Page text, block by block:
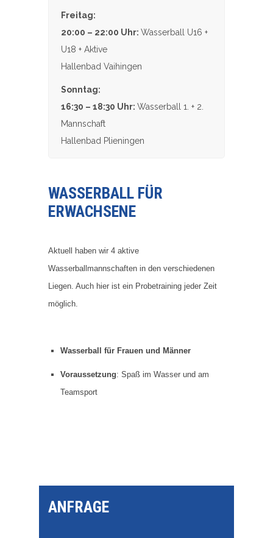
Freitag:
20:00 – 22:00 Uhr: Wasserball U16 +
U18 + Aktive
Hallenbad Vaihingen
Sonntag:
16:30 – 18:30 Uhr: Wasserball 1. + 2.
Mannschaft
Hallenbad Plieningen
WASSERBALL FÜR
ERWACHSENE
Aktuell haben wir 4 aktive
Wasserballmannschaften in den verschiedenen
Liegen. Auch hier ist ein Probetraining jeder Zeit
möglich.
Wasserball für Frauen und Männer
Voraussetzung: Spaß im Wasser und am
Teamsport
ANFRAGE